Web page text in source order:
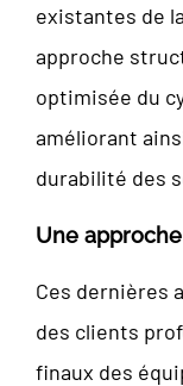
existantes de
approche
optimisée du
améliorant
durabilité des
Une
Ces dernières
des clients
finaux des